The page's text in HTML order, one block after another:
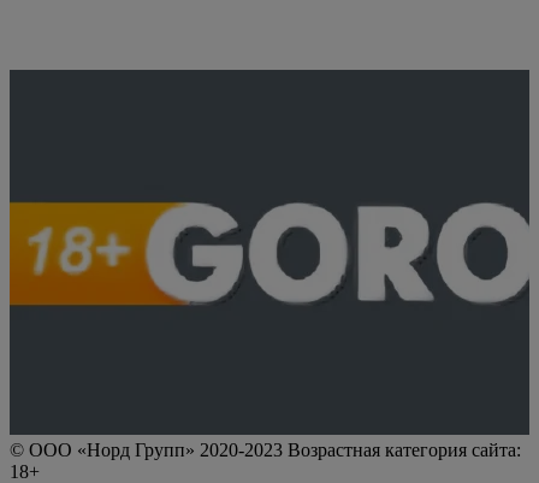
© ООО «Норд Групп» 2020-2023 Возрастная категория сайта:
18+